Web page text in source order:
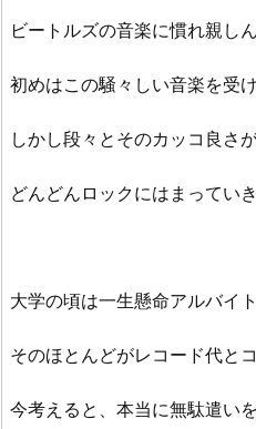
ビートルズの音楽に慣れ親し
初めはこの騒々しい音楽を受
しかし段々とそのカッコ良さ
どんどんロックにはまっていき
大学の頃は一生懸命アルバイ
そのほとんどがレコード代と
今考えると、本当に無駄遣い